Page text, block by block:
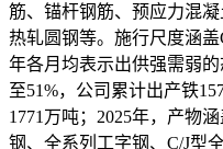
筋、锚杆钢筋、预应力混
热轧圆钢等。施行尺度涵
年各月均表示出供强需弱
至51%，公司累计出产铁
1771万吨；2025年，产物
钢、全系列工字钢、C/J型